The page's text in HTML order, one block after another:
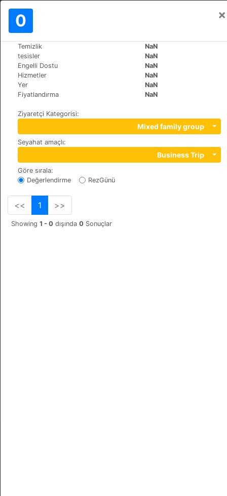
0 ×
Temizlik
NaN
tesisler
NaN
Engelli Dostu
NaN
Hizmetler
NaN
Yer
NaN
Fiyatlandırma
NaN
Ziyaretçi Kategorisi:
Mixed family group
Seyahat amaçlı:
Business Trip
Göre sırala:
Değerlendirme
RezGünü
<< 1 >>
Showing 1 - 0 dışında 0 Sonuçlar
Dünya>Maldives
Hibaru Fishing Lodge
Dhigu Magu, 06060